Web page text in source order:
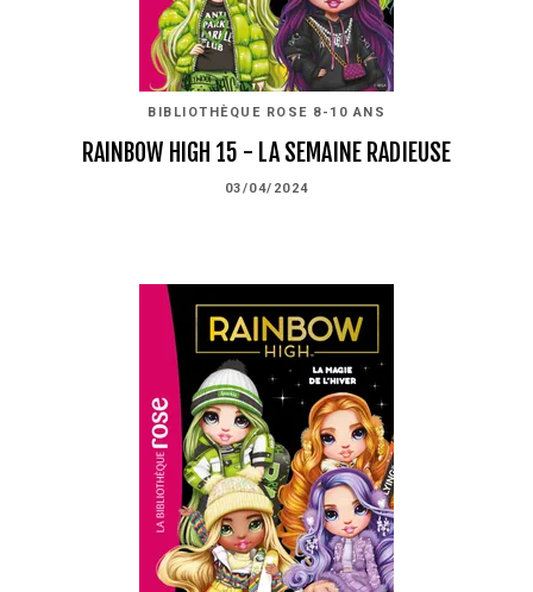
BIBLIOTHÈQUE ROSE 8-10 ANS
RAINBOW HIGH 15 - LA SEMAINE RADIEUSE
03/04/2024